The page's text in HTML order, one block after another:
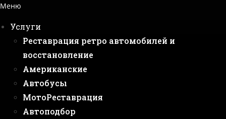
Меню
Услуги
Реставрация ретро автомобилей и
восстановление
Американские
Автобусы
МотоРеставрация
Автоподбор